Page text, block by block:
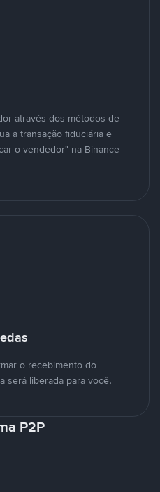
através dos métodos de
a transação fiduciária e
o vendedor" na Binance
o recebimento do
será liberada para você.
P2P